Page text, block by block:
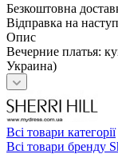
Безкоштовна
Відправка на
Опис
Вечерние платья:
Украина)
Всі товари категорії
Всі товари бренду